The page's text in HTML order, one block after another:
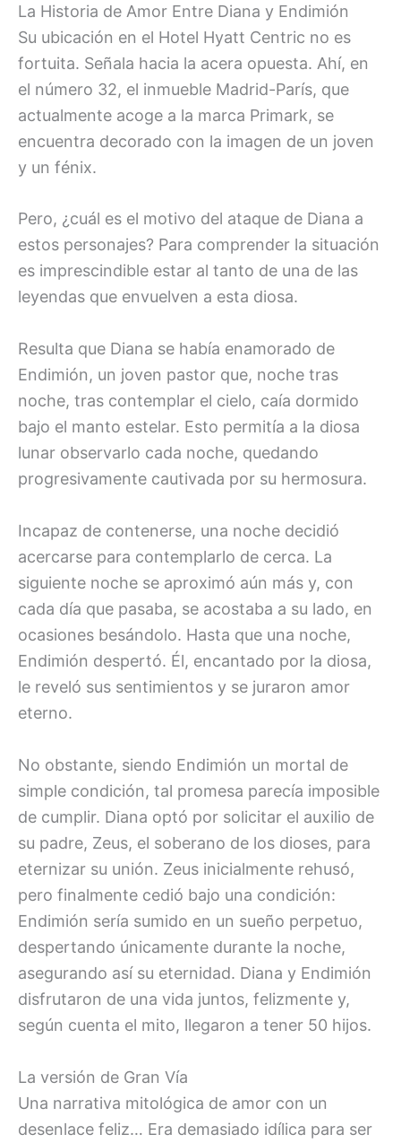
La Historia de Amor Entre Diana y Endimión
Su ubicación en el Hotel Hyatt Centric no es
fortuita. Señala hacia la acera opuesta. Ahí, en
el número 32, el inmueble Madrid-París, que
actualmente acoge a la marca Primark, se
encuentra decorado con la imagen de un joven
y un fénix.
Pero, ¿cuál es el motivo del ataque de Diana a
estos personajes? Para comprender la situación
es imprescindible estar al tanto de una de las
leyendas que envuelven a esta diosa.
Resulta que Diana se había enamorado de
Endimión, un joven pastor que, noche tras
noche, tras contemplar el cielo, caía dormido
bajo el manto estelar. Esto permitía a la diosa
lunar observarlo cada noche, quedando
progresivamente cautivada por su hermosura.
Incapaz de contenerse, una noche decidió
acercarse para contemplarlo de cerca. La
siguiente noche se aproximó aún más y, con
cada día que pasaba, se acostaba a su lado, en
ocasiones besándolo. Hasta que una noche,
Endimión despertó. Él, encantado por la diosa,
le reveló sus sentimientos y se juraron amor
eterno.
No obstante, siendo Endimión un mortal de
simple condición, tal promesa parecía imposible
de cumplir. Diana optó por solicitar el auxilio de
su padre, Zeus, el soberano de los dioses, para
eternizar su unión. Zeus inicialmente rehusó,
pero finalmente cedió bajo una condición:
Endimión sería sumido en un sueño perpetuo,
despertando únicamente durante la noche,
asegurando así su eternidad. Diana y Endimión
disfrutaron de una vida juntos, felizmente y,
según cuenta el mito, llegaron a tener 50 hijos.
La versión de Gran Vía
Una narrativa mitológica de amor con un
desenlace feliz… Era demasiado idílica para ser